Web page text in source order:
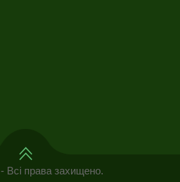
- Всі права захищено.